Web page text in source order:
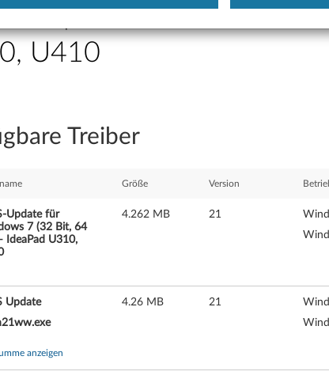
Update für Windows
U410
Treiber
Größe Version
Update für
7 (32 Bit, 64
IdeaPad U310,
4.262 MB 21
Update
4.26 MB 21
anzeigen